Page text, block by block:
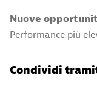
Nuove
Performance più
Condividi